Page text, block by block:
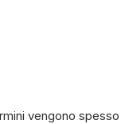
vengono